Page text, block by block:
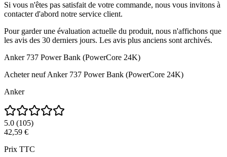
Si vous n'êtes pas satisfait de votre commande, nous vous invitons à
contacter d'abord notre service client.
Pour garder une évaluation actuelle du produit, nous n'affichons que
les avis des 30 derniers jours. Les avis plus anciens sont archivés.
Anker 737 Power Bank (PowerCore 24K)
Acheter neuf Anker 737 Power Bank (PowerCore 24K)
Anker
5.0 (105)
42,59 €
Prix TTC